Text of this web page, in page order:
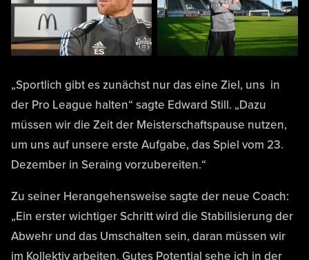
„Sportlich gibt es zunächst nur das eine Ziel, uns in
der Pro League halten“ sagte Edward Still. „Dazu
müssen wir die Zeit der Meisterschaftspause nutzen,
um uns auf unsere erste Aufgabe, das Spiel vom 23.
Dezember in Seraing vorzubereiten.“
Zu seiner Herangehensweise sagte der neue Coach:
„Ein erster wichtiger Schritt wird die Stabilisierung der
Abwehr und das Umschalten sein, daran müssen wir
im Kollektiv arbeiten. Gutes Potential sehe ich in der